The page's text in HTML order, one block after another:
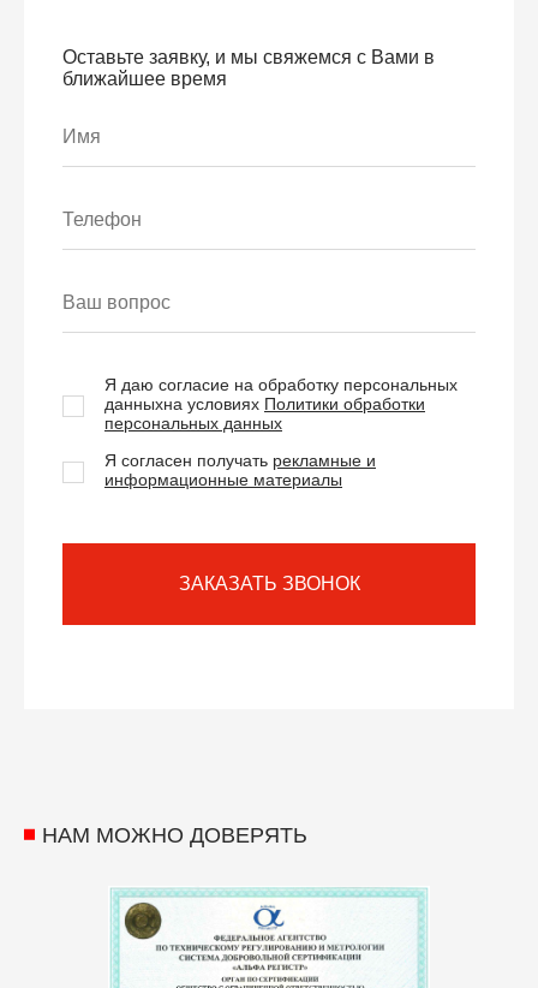
Оставьте заявку, и мы свяжемся с Вами в
ближайшее время
Я даю согласие на обработку персональных
данныхна условиях Политики обработки
персональных данных
Я согласен получать рекламные и
информационные материалы
ЗАКАЗАТЬ ЗВОНОК
НАМ МОЖНО ДОВЕРЯТЬ